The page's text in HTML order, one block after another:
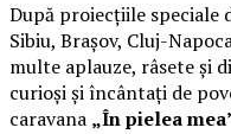
După proiecțiile speciale
Sibiu, Brașov, Cluj-
multe aplauze, râsete și
curioși și încântați de
caravana „În pielea